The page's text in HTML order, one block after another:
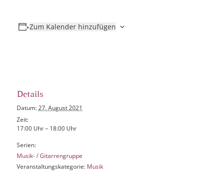
Zum Kalender hinzufügen
Details
Datum: 27. August 2021
Zeit:
17:00 Uhr – 18:00 Uhr
Serien:
Musik- / Gitarrengruppe
Veranstaltungskategorie: Musik